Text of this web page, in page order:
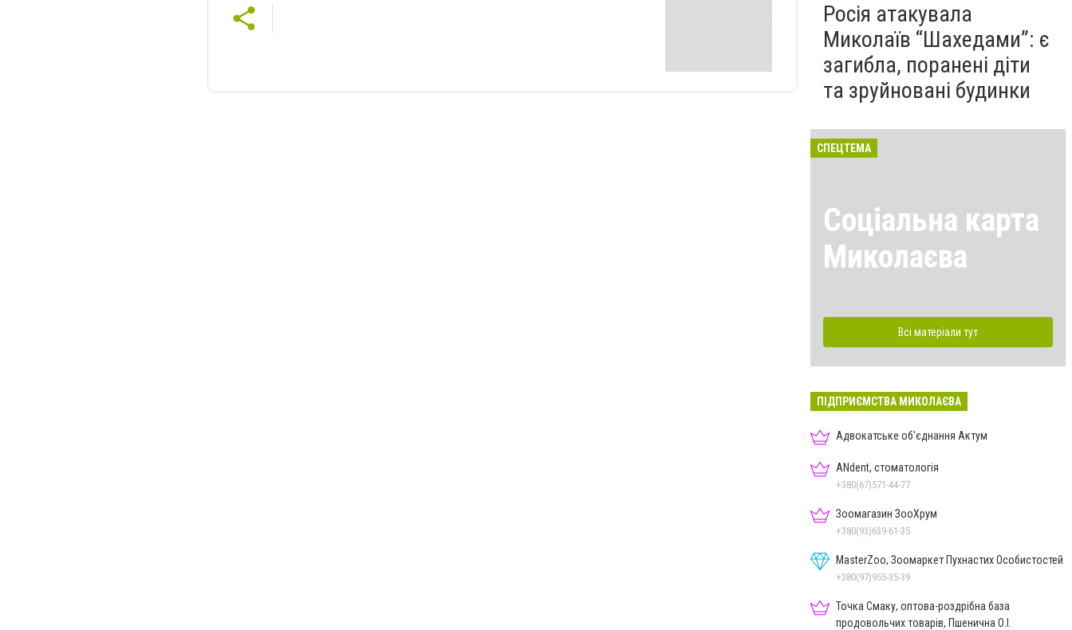
Росія атакувала
Миколаїв “Шахедами”: є
загибла, поранені діти
та зруйновані будинки
СПЕЦТЕМА
Соціальна карта
Миколаєва
Всі матеріали тут
ПІДПРИЄМСТВА МИКОЛАЄВА
Адвокатське об'єднання Актум
ANdent, стоматологія
+380(67)571-44-77
Зоомагазин ЗооХрум
+380(93)639-61-35
MasterZoo, Зоомаркет Пухнастих Особистостей
+380(97)955-35-39
Точка Смаку, оптова-роздрібна база
продовольчих товарів, Пшенична О.І.